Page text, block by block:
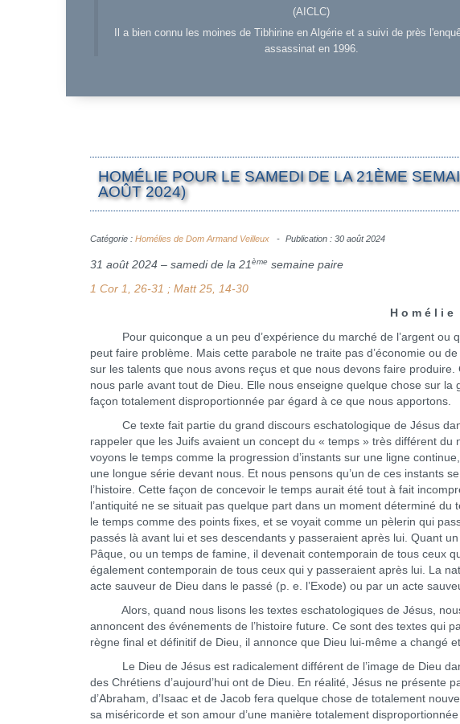
(AICLC)
Il a bien connu les moines de Tibhirine en Algérie et a suivi de près
assassinat en 1996.
HOMÉLIE POUR LE SAMEDI DE LA 21ÈME
AOÛT 2024)
Catégorie : Homélies de Dom Armand Veilleux Publication : 30 août 2024
31 août 2024 – samedi de la 21ème semaine paire
1 Cor 1, 26-31 ; Matt 25, 14-30
H o m é l i e
Pour quiconque a un peu d’expérience du marché de l’argent ou
peut faire problème. Mais cette parabole ne traite pas d’économie ou
sur les talents que nous avons reçus et que nous devons faire
nous parle avant tout de Dieu. Elle nous enseigne quelque chose sur la
façon totalement disproportionnée par égard à ce que nous apportons.
Ce texte fait partie du grand discours eschatologique de Jésus
rappeler que les Juifs avaient un concept du « temps » très différent
voyons le temps comme la progression d’instants sur une ligne
une longue série devant nous. Et nous pensons qu’un de ces instants
l’histoire. Cette façon de concevoir le temps aurait été tout à fait
l’antiquité ne se situait pas quelque part dans un moment déterminé
le temps comme des points fixes, et se voyait comme un pèlerin qui
passés là avant lui et ses descendants y passeraient après lui. Quant
Pâque, ou un temps de famine, il devenait contemporain de tous ceux
également contemporain de tous ceux qui y passeraient après lui. La
acte sauveur de Dieu dans le passé (p. e. l’Exode) ou par un acte
Alors, quand nous lisons les textes eschatologiques de Jésus,
annoncent des événements de l’histoire future. Ce sont des textes qui
règne final et définitif de Dieu, il annonce que Dieu lui-même a changé
Le Dieu de Jésus est radicalement différent de l’image de Dieu
des Chrétiens d’aujourd’hui ont de Dieu. En réalité, Jésus ne présente
d’Abraham, d’Isaac et de Jacob fera quelque chose de totalement
sa miséricorde et son amour d’une manière totalement